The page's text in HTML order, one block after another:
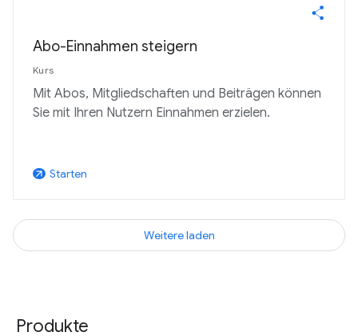
Abo-Einnahmen steigern
Kurs
Mit Abos, Mitgliedschaften und Beiträgen können
Sie mit Ihren Nutzern Einnahmen erzielen.
arrow_outward Starten
Weitere laden
Produkte